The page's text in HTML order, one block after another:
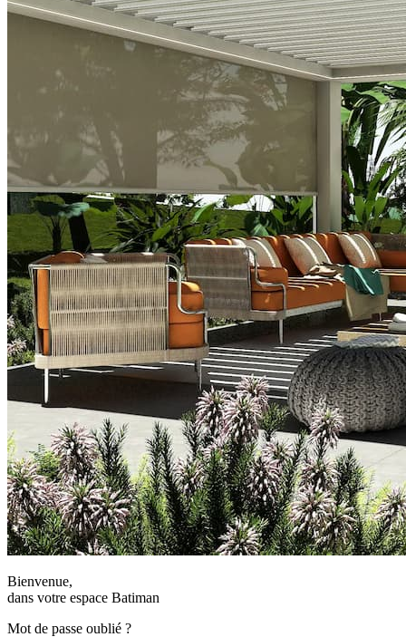
Bienvenue,
dans votre espace Batiman
Mot de passe oublié ?